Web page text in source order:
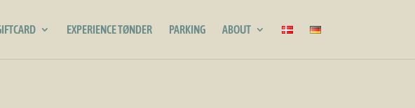
EXPERIENCE TØNDER PARKING ABOUT